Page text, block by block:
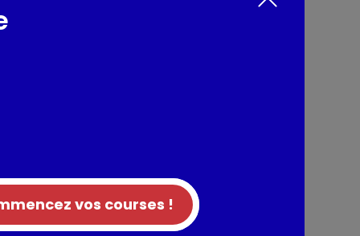
friandises pour chat croquantes au
la formation de boules de poils dans
chats
/ Allergènes
d'origine végétale, huiles et graisses,
(dont poulet 4%), extraits de protéines
nutritionnels: Vitamine A: 6450 UI,
vos courses !